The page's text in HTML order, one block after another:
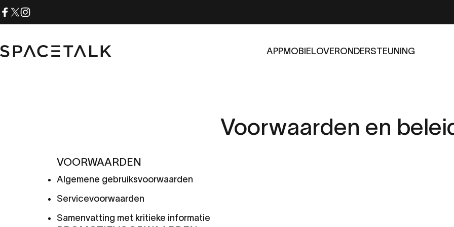
Overslaan naar inhoud
Spacetalk APPMOBIELOVERONDERSTEUNING
Voorwaarden en
VOORWAARDEN
Algemene gebruiksvoorwaarden
Servicevoorwaarden
Samenvatting met kritieke informatie